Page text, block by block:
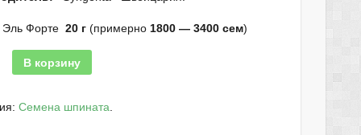
Форте 20 г(примерно 1800 — 3400 сем)
В корзину
Семена шпината